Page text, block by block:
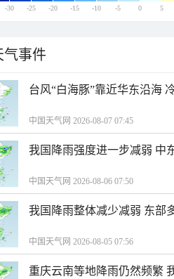
-30 -25 -20 -15 -10 -5 0 5
气事件
台风“白海豚”靠近华东沿海
中国天气网 2026-08-07 07:45
我国降雨强度进一步减弱 中
中国天气网 2026-08-06 07:50
我国降雨整体减少减弱 东部
中国天气网 2026-08-05 07:56
重庆云南等地降雨仍然频繁